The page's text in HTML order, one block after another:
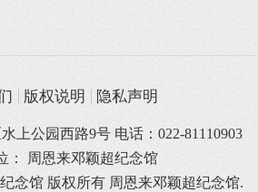
版权说明 隐私声明
上公园西路9号 电话：022-81110903
： 周恩来邓颖超纪念馆
念馆 版权所有 周恩来邓颖超纪念馆.